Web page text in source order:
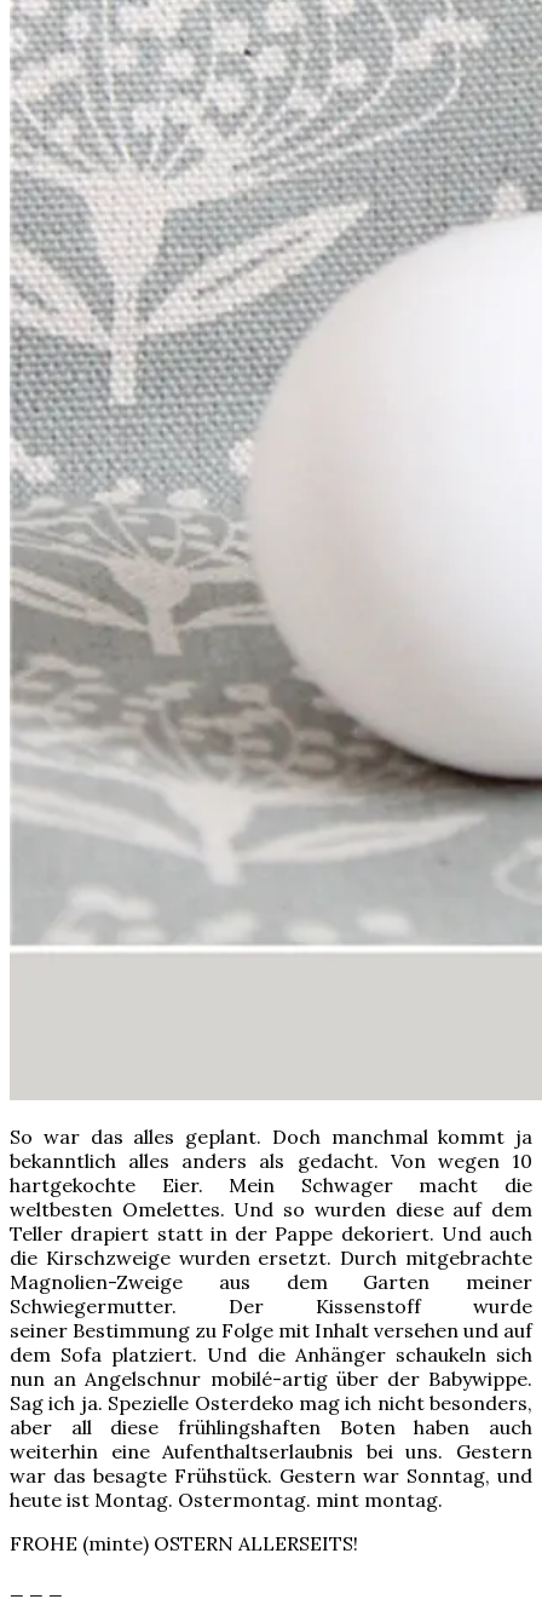
So war das alles geplant. Doch manchmal kommt ja
bekanntlich alles anders als gedacht. Von wegen 10
hartgekochte Eier. Mein Schwager macht die
weltbesten Omelettes. Und so wurden diese auf dem
Teller drapiert statt in der Pappe dekoriert. Und auch
die Kirschzweige wurden ersetzt. Durch mitgebrachte
Magnolien-Zweige aus dem Garten meiner
Schwiegermutter. Der Kissenstoff wurde
seiner Bestimmung zu Folge mit Inhalt versehen und auf
dem Sofa platziert. Und die Anhänger schaukeln sich
nun an Angelschnur mobilé-artig über der Babywippe.
Sag ich ja. Spezielle Osterdeko mag ich nicht besonders,
aber all diese frühlingshaften Boten haben auch
weiterhin eine Aufenthaltserlaubnis bei uns. Gestern
war das besagte Frühstück. Gestern war Sonntag, und
heute ist Montag. Ostermontag. mint montag.
FROHE (minte) OSTERN ALLERSEITS!